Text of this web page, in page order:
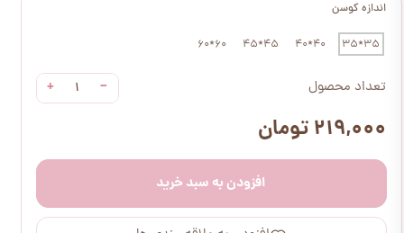
اندازه کوسن
35*35
40*40
45*45
60*60
تعداد محصول −
+
۲۱۹,۰۰۰ تومان
افزودن به سبد خرید